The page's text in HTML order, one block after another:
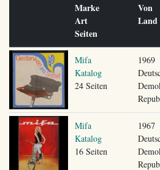
Marke
Art
Seiten
Von
Land
Mifa
Katalog
24 Seiten
1969
Mifa
Katalog
16 Seiten
1967